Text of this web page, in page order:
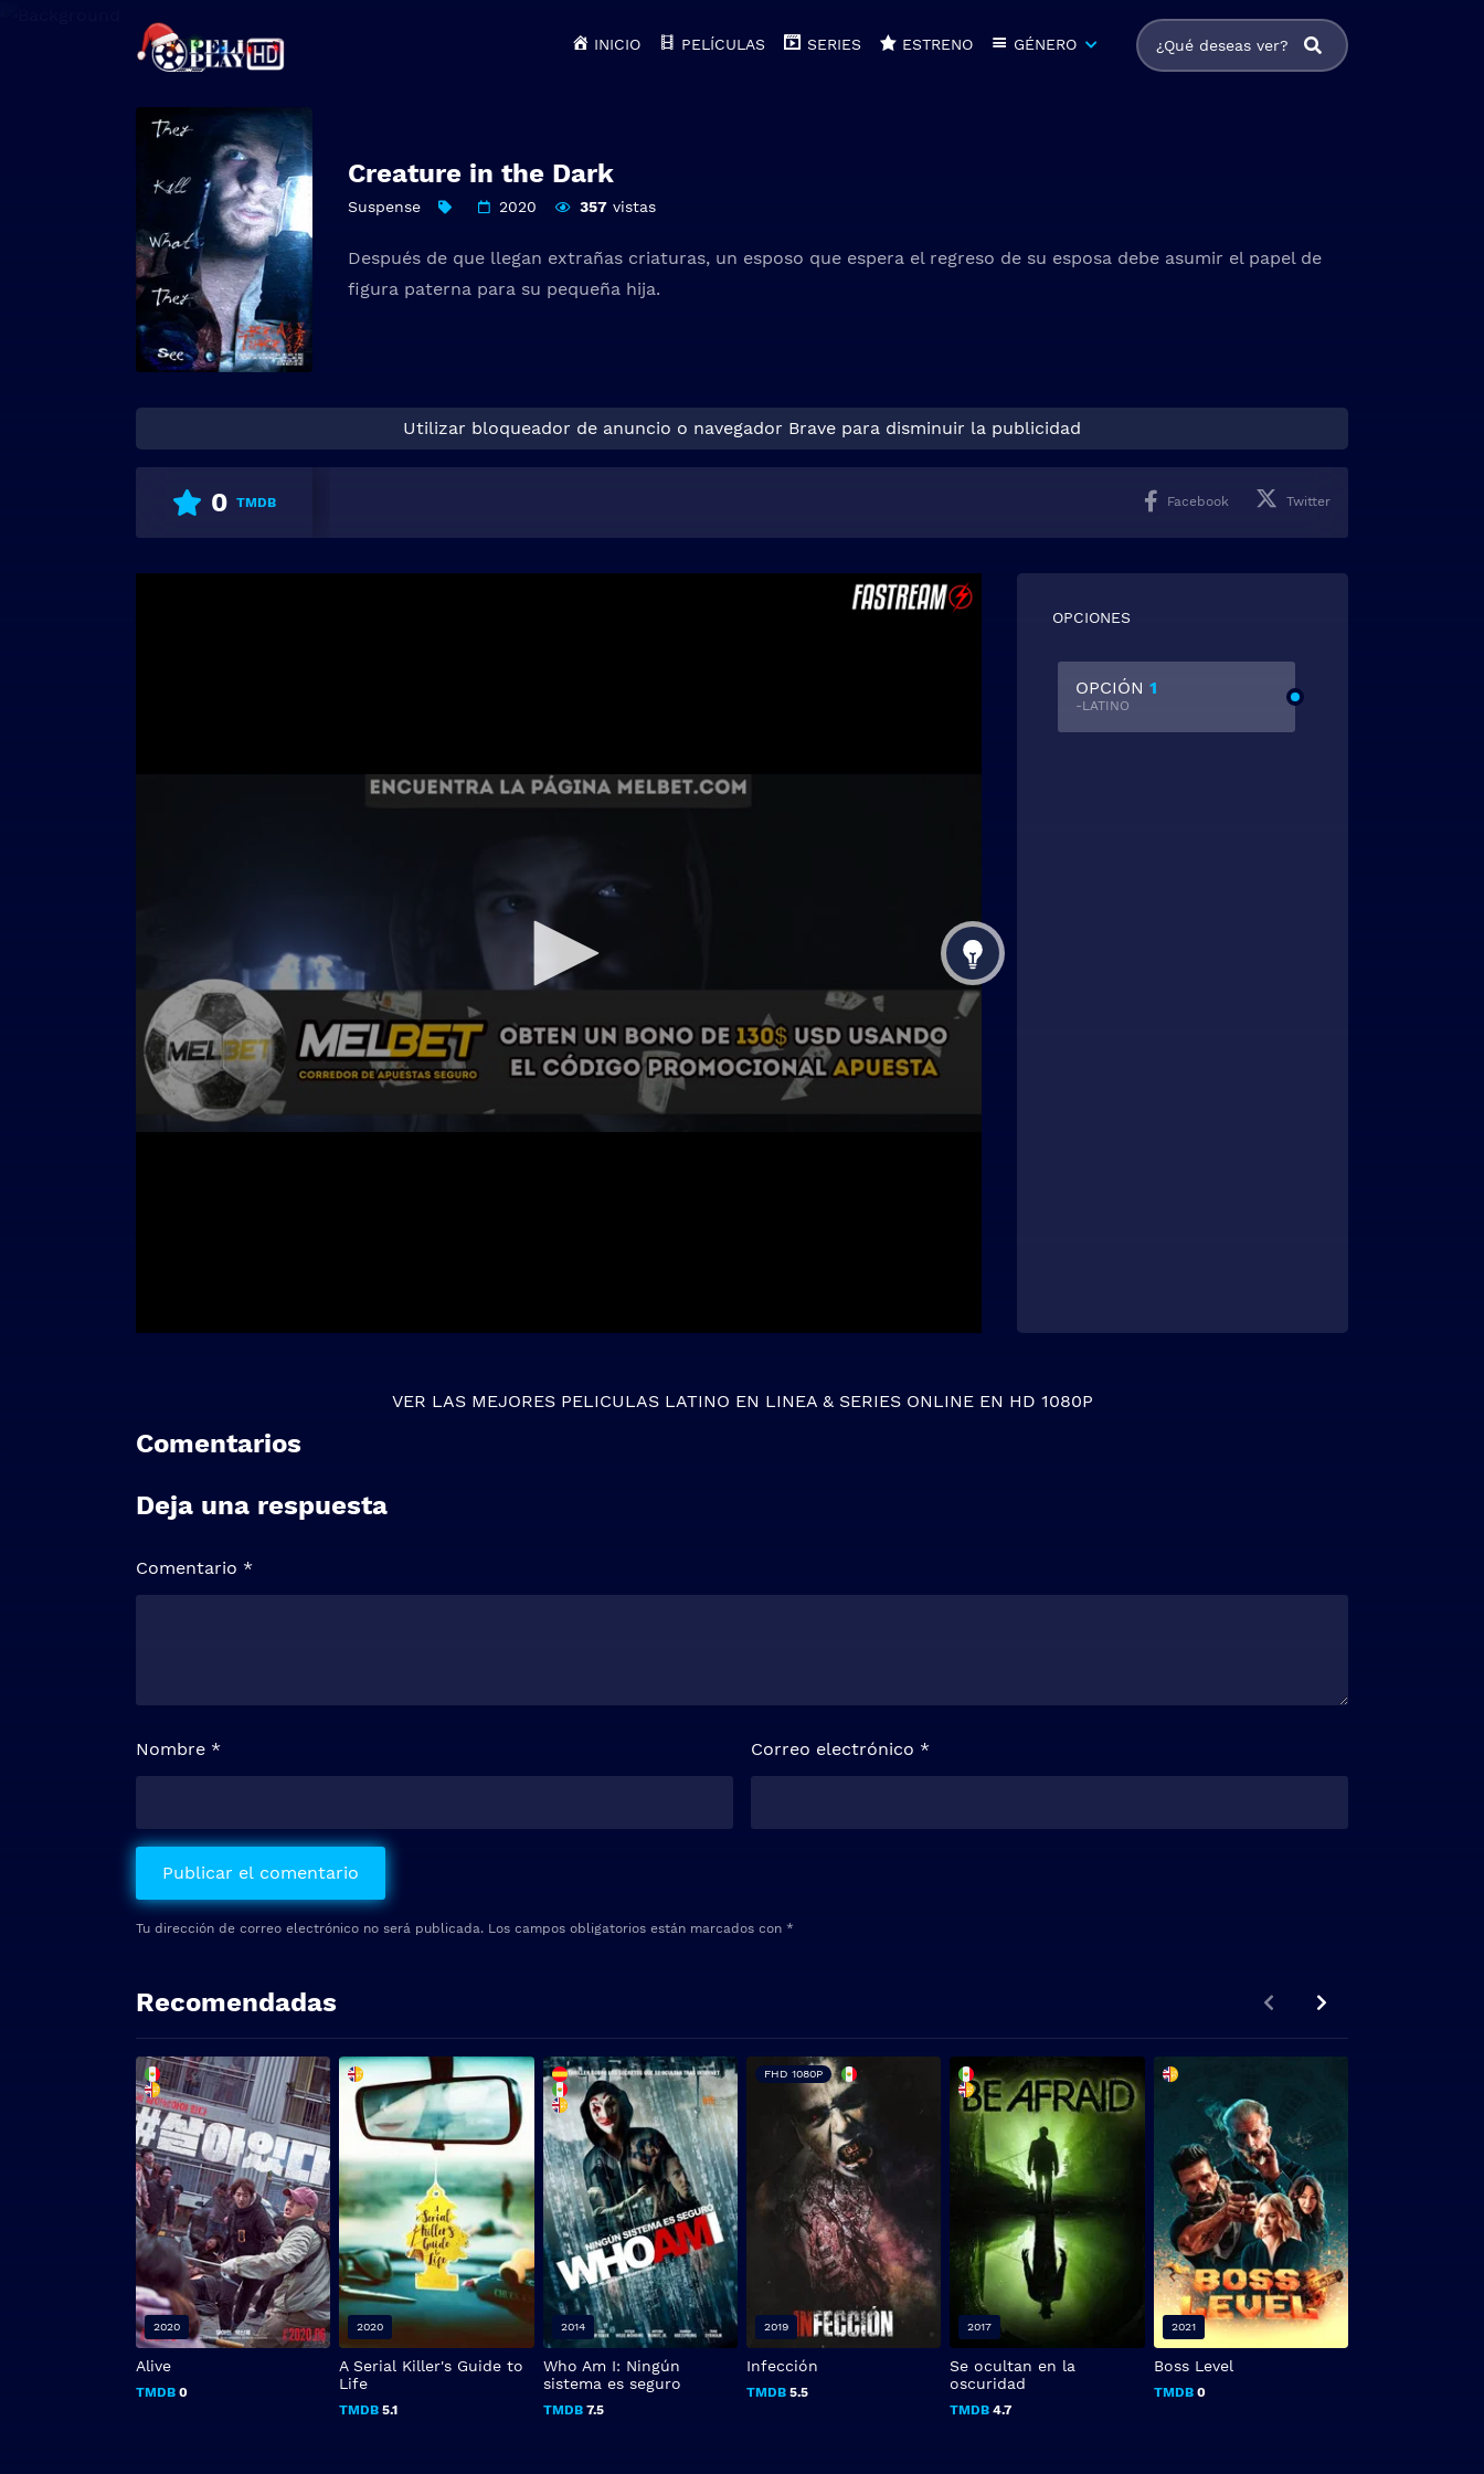
INICIO PELÍCULAS SERIES ESTRENO GÉNERO
Creature in the Dark
Suspense 2020 357vistas
Después de que llegan extrañas criaturas, un esposo que espera el regreso de su esposa debe asumir el papel de
figura paterna para su pequeña hija.
Utilizar bloqueador de anuncio o navegador Brave para disminuir la publicidad
0 TMDB Facebook Twitter
OPCIONES
OPCIÓN 1
-LATINO
VER LAS MEJORES PELICULAS LATINO EN LINEA& SERIES ONLINEEN HD 1080P
Comentarios
Deja una respuesta
Tu dirección de correo electrónico no será publicada. Los campos obligatorios están marcados con *
Comentario *
Nombre * Correo electrónico *
Recomendadas
Alive
TMDB 0
2020
A Serial Killer's Guide to
Life
TMDB 5.1
2020
Who Am I: Ningún
sistema es seguro
TMDB7.5
2014
Infección
TMDB5.5
FHD 1080P
2019
Se ocultan en la
oscuridad
TMDB 4.7
2017
Boss Level
TMDB0
2021